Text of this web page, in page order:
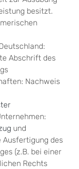
besitzt.
Abschrift des
Nachweis
und
Ausfertigung des
(z.B. bei einer
Rechts